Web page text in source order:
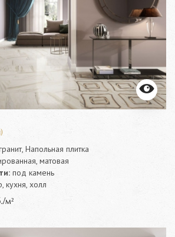
Напольная плитка
матовая
под камень
кухня, холл
м²